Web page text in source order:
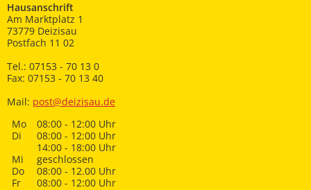
Hausanschrift
Am Marktplatz 1
73779 Deizisau
Postfach 11 02
Tel.: 07153 - 70 13 0
Fax: 07153 - 70 13 40
Mail: post@deizisau.de
Mo
08:00 - 12:00 Uhr
Di
08:00 - 12:00 Uhr
14:00 - 18:00 Uhr
Mi
geschlossen
Do
08:00 - 12.00 Uhr
Fr
08:00 - 12:00 Uhr